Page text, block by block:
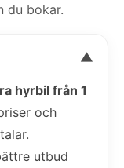
du bokar.
▼
hyrbil från 1
och
utbud